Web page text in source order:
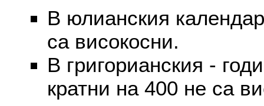
В юлианския
са високосни.
В григорианския -
кратни на 400 не са